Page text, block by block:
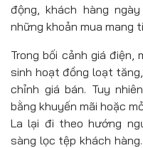
động, khách hàng
những khoản mua mang
Trong bối cảnh giá điện,
sinh hoạt đồng loạt
chỉnh giá bán. Tuy
bằng khuyến mãi hoặc
La lại đi theo hướng
sàng lọc tệp khách